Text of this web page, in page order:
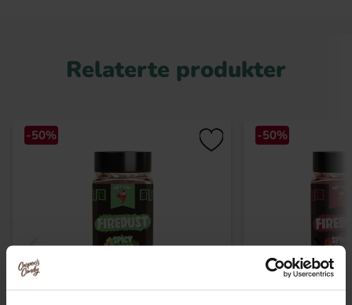
Relaterte produkter
-50% -50%